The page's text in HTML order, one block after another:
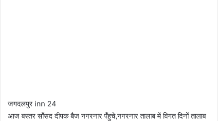
जगदलपुर inn 24
आज बस्तर साँसद दीपक बैज नगरनार पँहुचे,नगरनार तालाब में विगत दिनों तालाब